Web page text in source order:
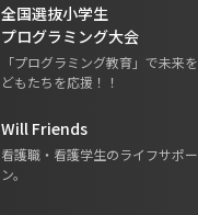
全国選抜小学生
プログラミング大会
「プログラミング教育」で未来
どもたちを応援！！
Will Friends
看護職・看護学生のライフサポ
ン。